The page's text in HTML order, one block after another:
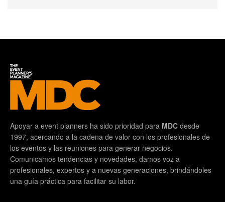
Apoyar a event planners ha sido prioridad para MDC desde
1997, acercando a la cadena de valor con los profesionales de
los eventos y las reuniones para generar negocios.
Comunicamos tendencias y novedades, damos voz a
profesionales, expertos y a nuevas generaciones, brindándoles
una guía práctica para facilitar su labor.